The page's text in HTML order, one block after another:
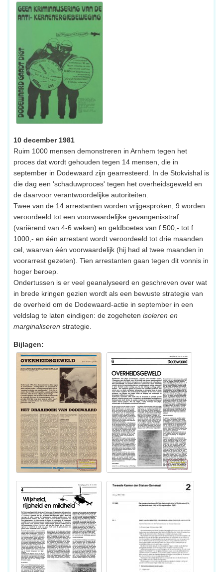
10 december 1981
Ruim 1000 mensen demonstreren in Arnhem tegen het
proces dat wordt gehouden tegen 14 mensen, die in
september in Dodewaard zijn gearresteerd. In de Stokvishal is
die dag een 'schaduwproces' tegen het overheidsgeweld en
de daarvoor verantwoordelijke autoriteiten.
Twee van de 14 arrestanten worden vrijgesproken, 9 worden
veroordeeld tot een voorwaardelijke gevangenisstraf
(variërend van 4-6 weken) en geldboetes van f 500,- tot f
1000,- en één arrestant wordt veroordeeld tot drie maanden
cel, waarvan één voorwaardelijk (hij had al twee maanden in
voorarrest gezeten). Tien arrestanten gaan tegen dit vonnis in
hoger beroep.
Ondertussen is er veel geanalyseerd en geschreven over wat
in brede kringen gezien wordt als een bewuste strategie van
de overheid om de Dodewaard-actie in september in een
veldslag te laten eindigen: de zogeheten isoleren en
marginaliseren strategie.
Bijlagen: